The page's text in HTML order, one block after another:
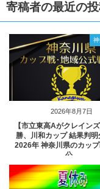
寄稿者の最近の
2026年8月7日
【市立東高Aがクレイン
勝、川和カップ 結果判明
2026年 神奈川県のカッ
公...